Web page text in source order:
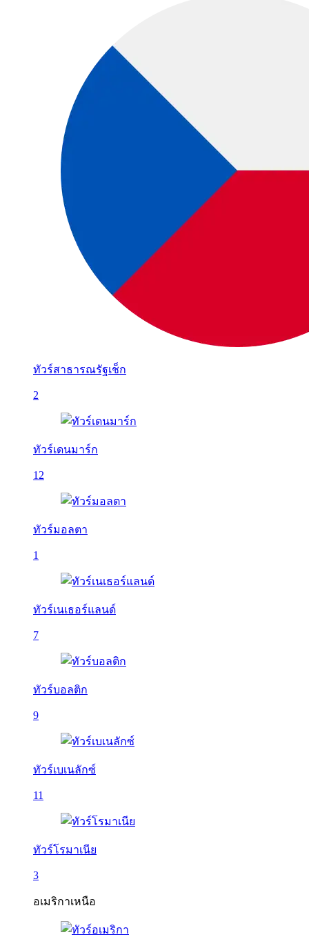
ทัวร์สาธารณรัฐเช็ก
2
ทัวร์เดนมาร์ก
12
ทัวร์มอลตา
1
ทัวร์เนเธอร์แลนด์
7
ทัวร์บอลติก
9
ทัวร์เบเนลักซ์
11
ทัวร์โรมาเนีย
3
อเมริกาเหนือ